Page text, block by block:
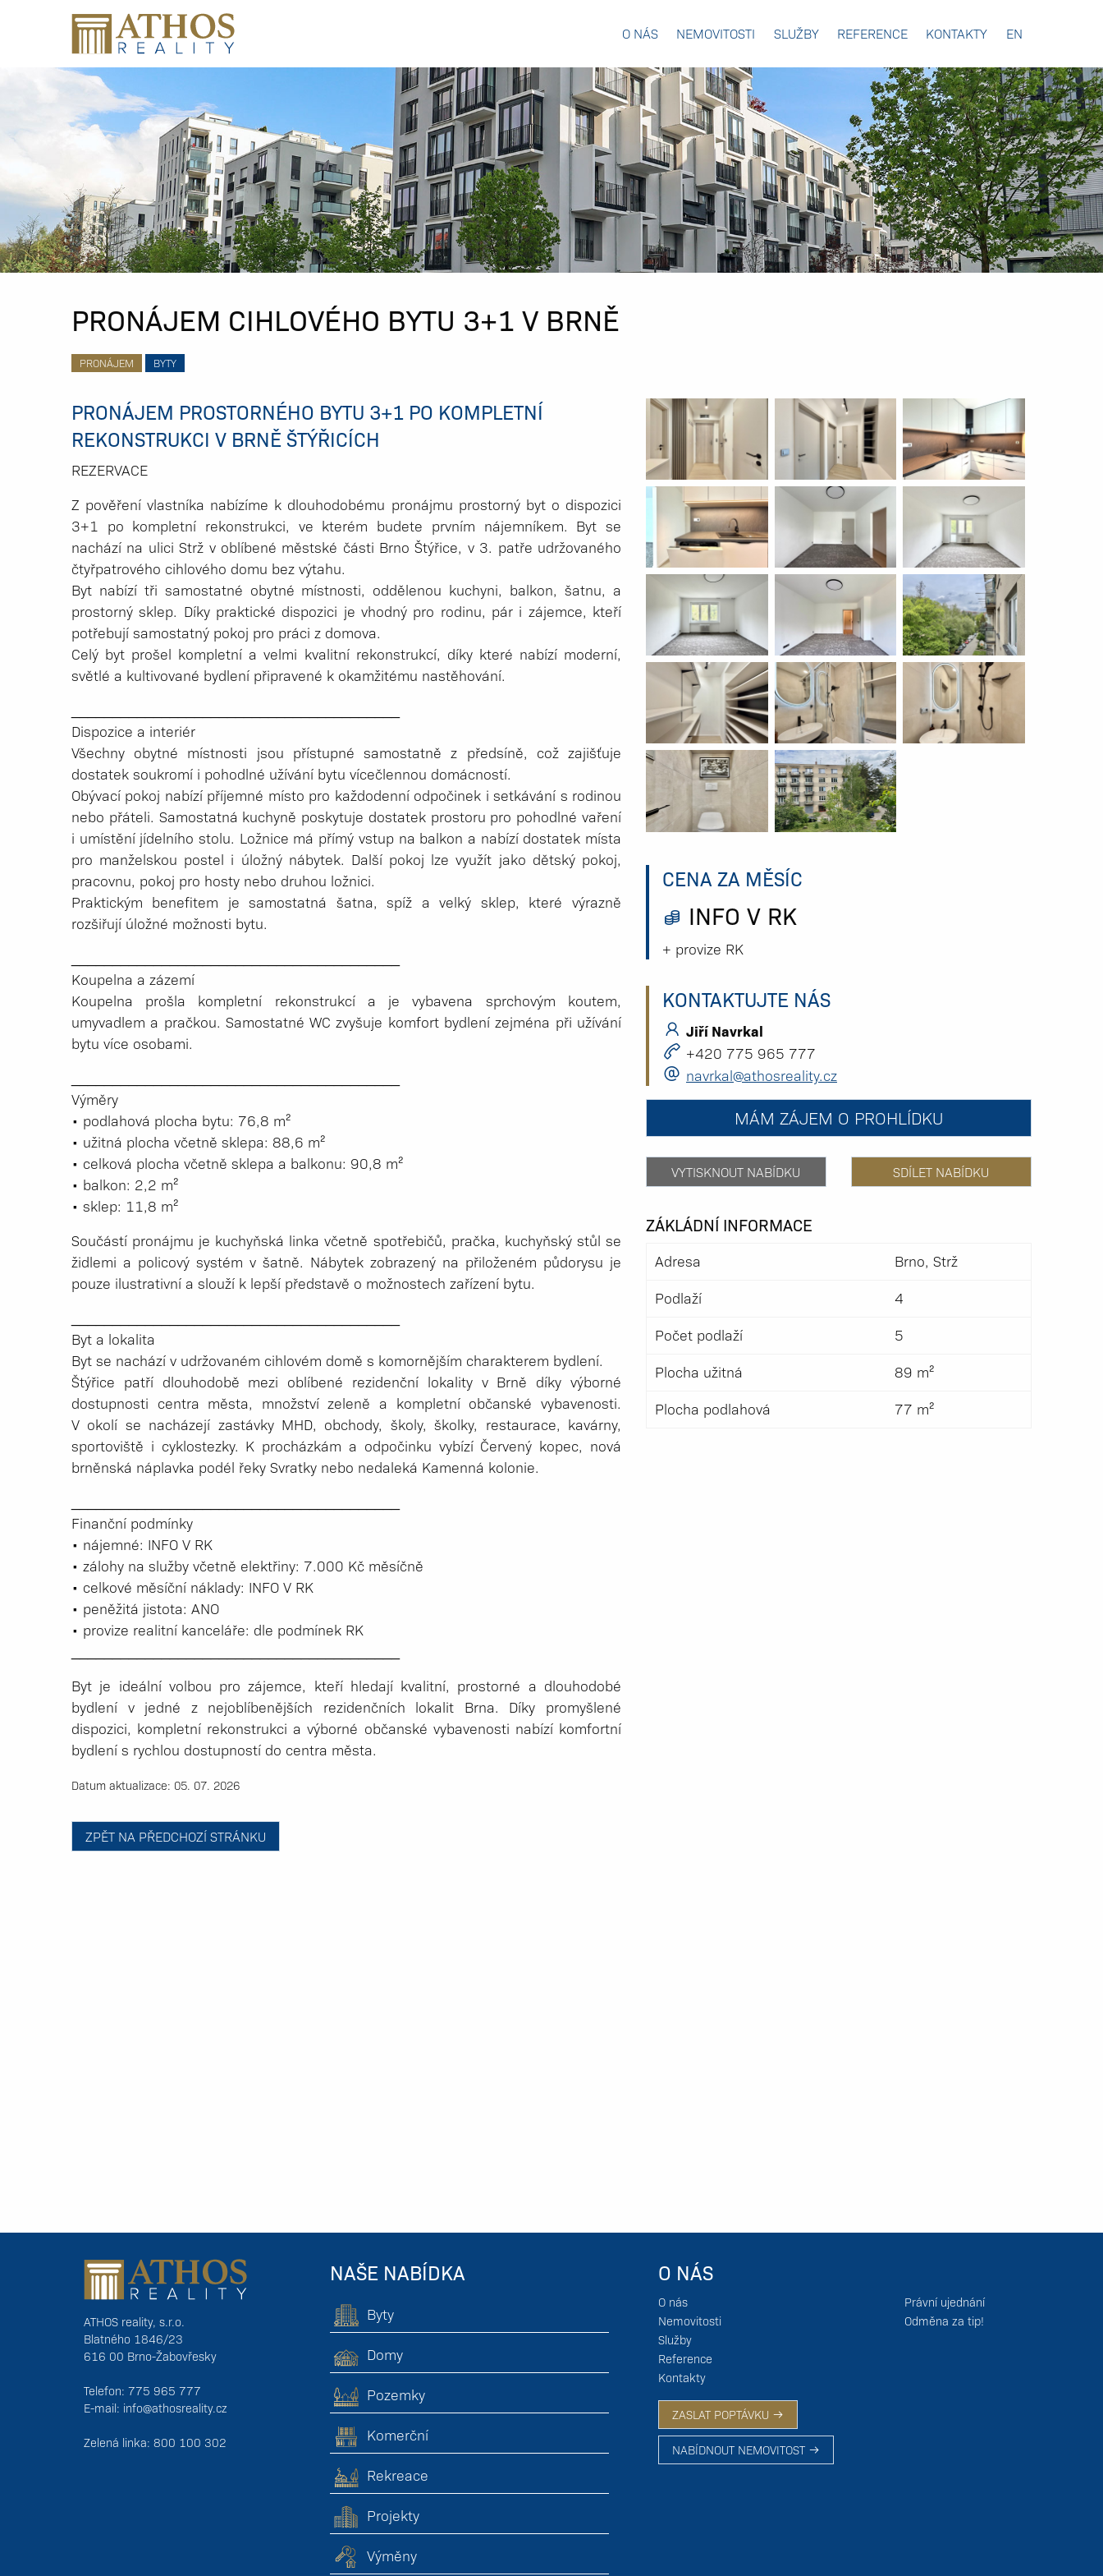
O NÁS NEMOVITOSTI SLUŽBY REFERENCE KONTAKTY EN
PRONÁJEM CIHLOVÉHO BYTU 3+1 V BRNĚ
PRONÁJEM BYTY
PRONÁJEM PROSTORNÉHO BYTU 3+1 PO KOMPLETNÍ
REKONSTRUKCI V BRNĚ ŠTÝŘICÍCH
REZERVACE
Z pověření vlastníka nabízíme k dlouhodobému pronájmu prostorný byt o dispozici
3+1 po kompletní rekonstrukci, ve kterém budete prvním nájemníkem. Byt se
nachází na ulici Strž v oblíbené městské části Brno Štýřice, v 3. patře udržovaného
čtyřpatrového cihlového domu bez výtahu.
Byt nabízí tři samostatné obytné místnosti, oddělenou kuchyni, balkon, šatnu, a
prostorný sklep. Díky praktické dispozici je vhodný pro rodinu, pár i zájemce, kteří
potřebují samostatný pokoj pro práci z domova.
Celý byt prošel kompletní a velmi kvalitní rekonstrukcí, díky které nabízí moderní,
světlé a kultivované bydlení připravené k okamžitému nastěhování.
Dispozice a interiér
Všechny obytné místnosti jsou přístupné samostatně z předsíně, což zajišťuje
dostatek soukromí i pohodlné užívání bytu vícečlennou domácností.
Obývací pokoj nabízí příjemné místo pro každodenní odpočinek i setkávání s rodinou
nebo přáteli. Samostatná kuchyně poskytuje dostatek prostoru pro pohodlné vaření
i umístění jídelního stolu. Ložnice má přímý vstup na balkon a nabízí dostatek místa
pro manželskou postel i úložný nábytek. Další pokoj lze využít jako dětský pokoj,
pracovnu, pokoj pro hosty nebo druhou ložnici.
Praktickým benefitem je samostatná šatna, spíž a velký sklep, které výrazně
rozšiřují úložné možnosti bytu.
Koupelna a zázemí
Koupelna prošla kompletní rekonstrukcí a je vybavena sprchovým koutem,
umyvadlem a pračkou. Samostatné WC zvyšuje komfort bydlení zejména při užívání
bytu více osobami.
Výměry
• podlahová plocha bytu: 76,8 m²
• užitná plocha včetně sklepa: 88,6 m²
• celková plocha včetně sklepa a balkonu: 90,8 m²
• balkon: 2,2 m²
• sklep: 11,8 m²
Součástí pronájmu je kuchyňská linka včetně spotřebičů, pračka, kuchyňský stůl se
židlemi a policový systém v šatně. Nábytek zobrazený na přiloženém půdorysu je
pouze ilustrativní a slouží k lepší představě o možnostech zařízení bytu.
Byt a lokalita
Byt se nachází v udržovaném cihlovém domě s komornějším charakterem bydlení.
Štýřice patří dlouhodobě mezi oblíbené rezidenční lokality v Brně díky výborné
dostupnosti centra města, množství zeleně a kompletní občanské vybavenosti.
V okolí se nacházejí zastávky MHD, obchody, školy, školky, restaurace, kavárny,
sportoviště i cyklostezky. K procházkám a odpočinku vybízí Červený kopec, nová
brněnská náplavka podél řeky Svratky nebo nedaleká Kamenná kolonie.
Finanční podmínky
• nájemné: INFO V RK
• zálohy na služby včetně elektřiny: 7.000 Kč měsíčně
• celkové měsíční náklady: INFO V RK
• peněžitá jistota: ANO
• provize realitní kanceláře: dle podmínek RK
Byt je ideální volbou pro zájemce, kteří hledají kvalitní, prostorné a dlouhodobé
bydlení v jedné z nejoblíbenějších rezidenčních lokalit Brna. Díky promyšlené
dispozici, kompletní rekonstrukci a výborné občanské vybavenosti nabízí komfortní
bydlení s rychlou dostupností do centra města.
Datum aktualizace: 05. 07. 2026
CENA ZA MĚSÍC
INFO V RK
+ provize RK
KONTAKTUJTE NÁS
Jiří Navrkal
+420 775 965 777
navrkal@athosreality.cz
MÁM ZÁJEM O PROHLÍDKU
VYTISKNOUT NABÍDKU SDÍLET NABÍDKU
ZÁKLÁDNÍ INFORMACE
Adresa
Brno, Strž
Podlaží
4
Počet podlaží
5
Plocha užitná
89 m²
Plocha podlahová
77 m²
ZPĚT NA PŘEDCHOZÍ STRÁNKU
ATHOS reality, s.r.o.
Blatného 1846/23
616 00 Brno-Žabovřesky
Telefon: 775 965 777
E-mail: info@athosreality.cz
Zelená linka: 800 100 302
NAŠE NABÍDKA
Byty
Domy
Pozemky
Komerční
Rekreace
Projekty
Výměny
O NÁS
O nás
Nemovitosti
Služby
Reference
Kontakty
ZASLAT POPTÁVKU
NABÍDNOUT NEMOVITOST
Právní ujednání
Odměna za tip!